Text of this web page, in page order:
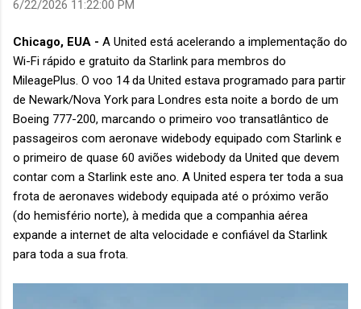
tendências que impulsionam a próxima geração da tecnologia
6/22/2026 11:22:00 PM
Chicago, EUA - A United está acelerando a implementação do
Wi-Fi rápido e gratuito da Starlink para membros do
MileagePlus. O voo 14 da United estava programado para partir
de Newark/Nova York para Londres esta noite a bordo de um
Boeing 777-200, marcando o primeiro voo transatlântico de
passageiros com aeronave widebody equipado com Starlink e
o primeiro de quase 60 aviões widebody da United que devem
contar com a Starlink este ano. A United espera ter toda a sua
frota de aeronaves widebody equipada até o próximo verão
(do hemisfério norte), à ​​medida que a companhia aérea
expande a internet de alta velocidade e confiável da Starlink
para toda a sua frota.